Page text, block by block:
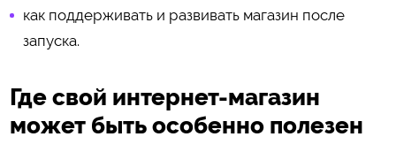
как поддерживать и развивать магазин после
запуска.
Где свой интернет-магазин
может быть особенно полезен